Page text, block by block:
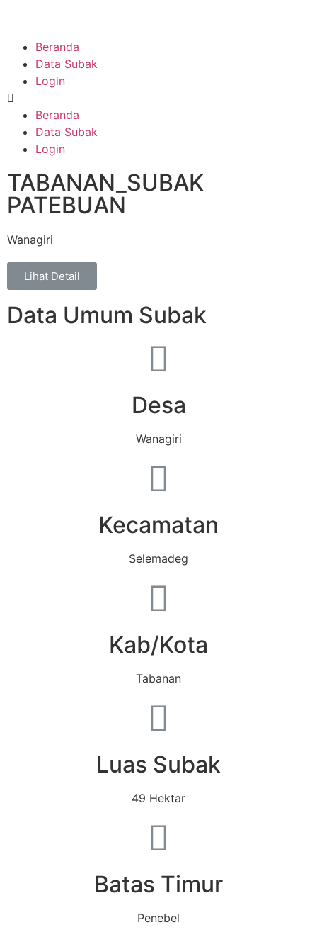
Beranda
Data Subak
Login
Beranda
Data Subak
Login
TABANAN_SUBAK
PATEBUAN
Wanagiri
Lihat Detail
Data Umum Subak
Desa
Wanagiri
Kecamatan
Selemadeg
Kab/Kota
Tabanan
Luas Subak
49 Hektar
Batas Timur
Penebel